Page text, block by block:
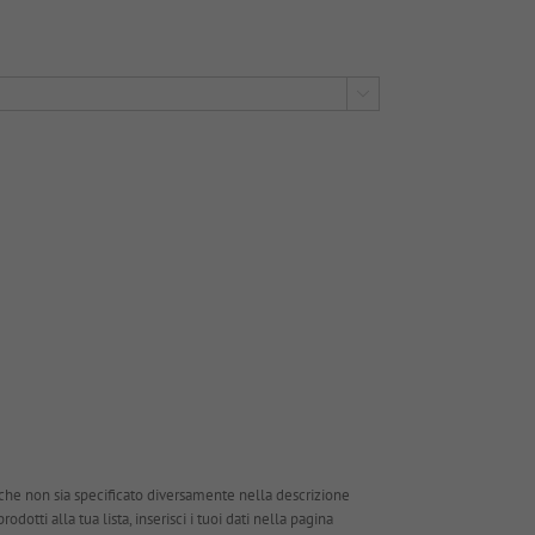
non sia specificato diversamente nella descrizione
alla tua lista, inserisci i tuoi dati nella pagina